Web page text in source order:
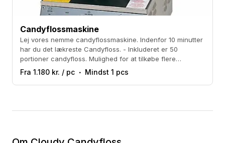
Candyflossmaskine
Lej vores nemme candyflossmaskine. Indenfor 10 minutter
har du det lækreste Candyfloss. - Inkluderet er 50
portioner candyfloss. Mulighed for at tilkøbe flere
portioner.
Fra 1.180 kr. / pc Mindst 1 pcs